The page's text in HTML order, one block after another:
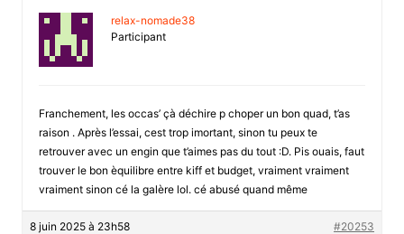
relax-nomade38
Participant
Franchement, les occas’ çà déchire p choper un bon quad, t’as
raison . Après l’essai, cest trop imortant, sinon tu peux te
retrouver avec un engin que t’aimes pas du tout :D. Pis ouais, faut
trouver le bon èquilibre entre kiff et budget, vraiment vraiment
vraiment sinon cé la galère lol. cé abusé quand même
8 juin 2025 à 23h58 #20253